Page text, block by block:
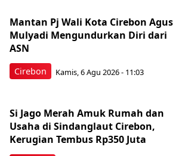
Cirebon
Mantan Pj Wali Kota Cirebon Agus
Mulyadi Mengundurkan Diri dari
ASN
Kamis, 6 Agu 2026 - 11:03
Si Jago Merah Amuk Rumah dan
Usaha di Sindanglaut Cirebon,
Kerugian Tembus Rp350 Juta